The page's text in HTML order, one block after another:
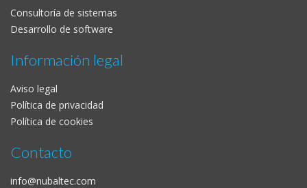
Consultoría de sistemas
Desarrollo de software
Información legal
Aviso legal
Política de privacidad
Política de cookies
Contacto
info@nubaltec.com